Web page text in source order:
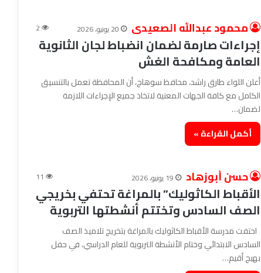
محمود عبدالله الصعيدى 20 يونيو، 2026 2
إجراءات صارمة لضمان انضباط لجان الثانوية
العامة ومكافحة الغش
أعلن اللواء طارق راشد، محافظ سوهاج، أن المحافظة تعمل بالتنسيق
الكامل مع كافة الجهات المعنية لاتخاذ جميع الإجراءات اللازمة
لضمان…
أكمل القراءة »
حسن أبوزهاد 19 يونيو، 2026 11
الأقباط الكاثوليك” بالمراغة تحتفي بخريجي
الصف السادس وتختتم أنشطتها التربوية
احتفت مدرسة الأقباط الكاثوليك بالمراغة بتخريج تلاميذ الصف
السادس الابتدائي وختام الأنشطة التربوية للعام الدراسي، في حفل
بهيج أقيم…